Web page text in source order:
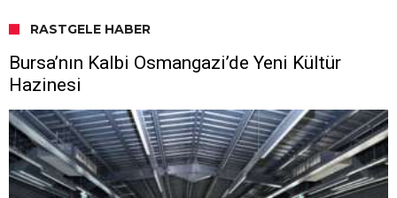
RASTGELE HABER
Bursa’nın Kalbi Osmangazi’de Yeni Kültür
Hazinesi